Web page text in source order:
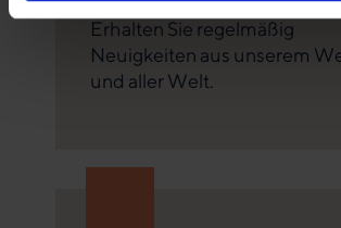
Erhalten Sie regelmäßig
Neuigkeiten aus unserem
und aller Welt.